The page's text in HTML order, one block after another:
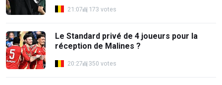
21:07 173 votes
Le Standard privé de 4 joueurs pour la
réception de Malines ?
20:27 350 votes